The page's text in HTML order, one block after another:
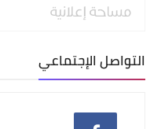
التواصل الإجتماعي